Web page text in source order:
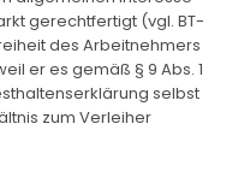
gerechtfertigt (vgl. BT-
des Arbeitnehmers
er es gemäß § 9 Abs. 1
selbst
zum Verleiher